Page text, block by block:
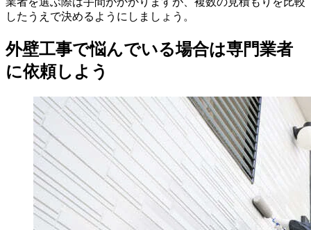
したうえで決めるようにしましょう。
外壁工事で悩んでいる場合は専門業者
に依頼しよう